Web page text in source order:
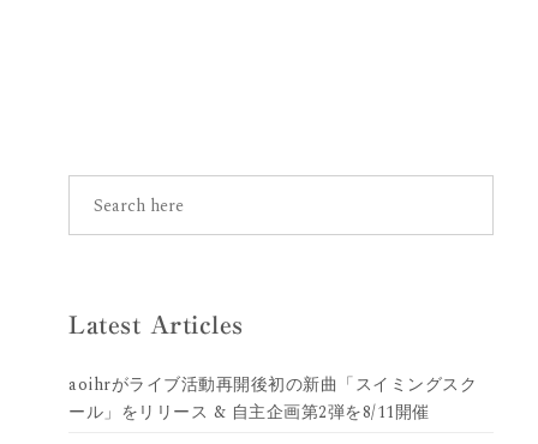
Latest Articles
aoihrがライブ活動再開後初の新曲「スイミングスク
ール」をリリース & 自主企画第2弾を8/11開催